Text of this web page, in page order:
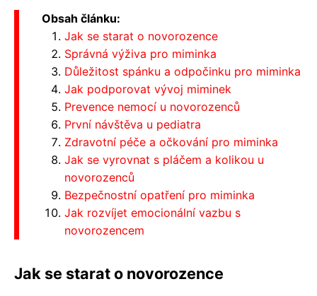
Obsah článku:
Jak se starat o novorozence
Správná výživa pro miminka
Důležitost spánku a odpočinku pro miminka
Jak podporovat vývoj miminek
Prevence nemocí u novorozenců
První návštěva u pediatra
Zdravotní péče a očkování pro miminka
Jak se vyrovnat s pláčem a kolikou u
novorozenců
Bezpečnostní opatření pro miminka
Jak rozvíjet emocionální vazbu s
novorozencem
Jak se starat o novorozence